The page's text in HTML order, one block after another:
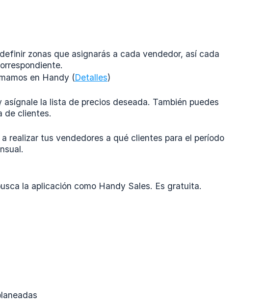
zonas que asignarás a cada vendedor, así cada
en Handy (Detalles)
la lista de precios deseada. También puedes
de clientes.
realizar tus vendedores a qué clientes para el período
la aplicación como Handy Sales. Es gratuita.